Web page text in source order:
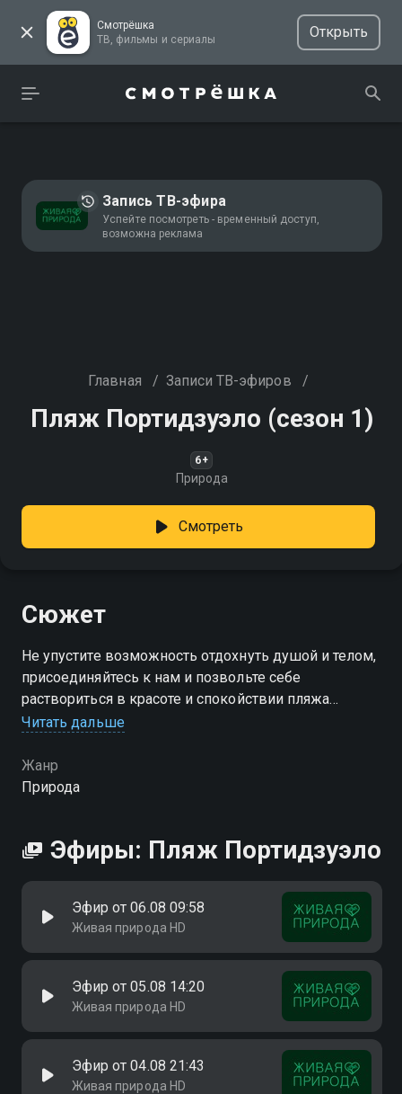
Смотрёшка
ТВ, фильмы и сериалы
Открыть
Запись ТВ-эфира
Успейте посмотреть - временный доступ,
возможна реклама
Главная / Записи ТВ-эфиров /
Пляж Портидзуэло (сезон 1)
6+
Природа
Смотреть
Сюжет
Не упустите возможность отдохнуть душой и телом,
присоединяйтесь к нам и позвольте себе
раствориться в красоте и спокойствии пляжа
Портидзуэло
Посмотреть онлайн 1 сезон сериала Пляж
Портидзуэло вы можете совершенно бесплатно в
Читать дальше
Жанр
Природа
Эфиры: Пляж Портидзуэло
Эфир от 06.08 09:58
Живая природа HD
Эфир от 05.08 14:20
Живая природа HD
Эфир от 04.08 21:43
Живая природа HD